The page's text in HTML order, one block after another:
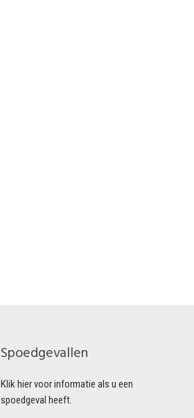
Spoedgevallen
Klik hier voor informatie als u een
spoedgeval heeft.